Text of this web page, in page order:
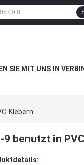
SIE MIT UNS IN
Klebern
benutzt in